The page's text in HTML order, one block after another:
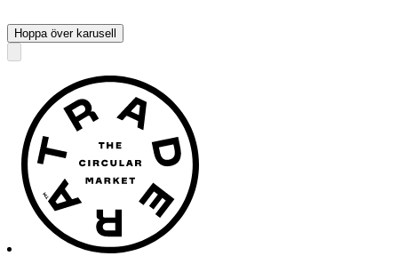
Hoppa över karusell